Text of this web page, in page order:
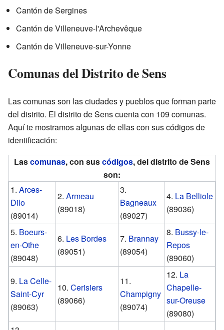
Cantón de Sergines
Cantón de Villeneuve-l'Archevêque
Cantón de Villeneuve-sur-Yonne
Comunas del Distrito de Sens
Las comunas son las ciudades y pueblos que forman parte
del distrito. El distrito de Sens cuenta con 109 comunas.
Aquí te mostramos algunas de ellas con sus códigos de
identificación:
Lascomunas, con suscódigos, del distrito de Sens
son:
1.Arces-
Dilo
(89014)
2.Armeau
(89018)
3.
Bagneaux
(89027)
4. La Belliole
(89036)
5. Boeurs-
en-Othe
(89048)
6. Les Bordes
(89051)
7. Brannay
(89054)
8. Bussy-le-
Repos
(89060)
9. La Celle-
Saint-Cyr
(89063)
10.Cerisiers
(89066)
11.
Champigny
(89074)
12. La
Chapelle-
sur-Oreuse
(89080)